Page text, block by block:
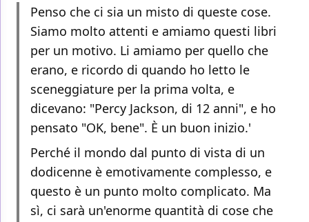
Penso che ci sia un misto di queste cose.
Siamo molto attenti e amiamo questi libri
per un motivo. Li amiamo per quello che
erano, e ricordo di quando ho letto le
sceneggiature per la prima volta, e
dicevano: "Percy Jackson, di 12 anni", e ho
pensato "OK, bene". È un buon inizio.'
Perché il mondo dal punto di vista di un
dodicenne è emotivamente complesso, e
questo è un punto molto complicato. Ma
sì, ci sarà un'enorme quantità di cose che